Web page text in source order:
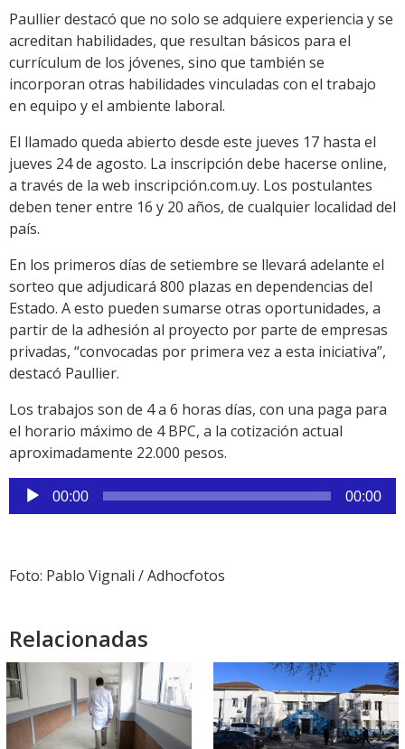
Paullier destacó que no solo se adquiere experiencia y se
acreditan habilidades, que resultan básicos para el
currículum de los jóvenes, sino que también se
incorporan otras habilidades vinculadas con el trabajo
en equipo y el ambiente laboral.
El llamado queda abierto desde este jueves 17 hasta el
jueves 24 de agosto. La inscripción debe hacerse online,
a través de la web inscripción.com.uy. Los postulantes
deben tener entre 16 y 20 años, de cualquier localidad del
país.
En los primeros días de setiembre se llevará adelante el
sorteo que adjudicará 800 plazas en dependencias del
Estado. A esto pueden sumarse otras oportunidades, a
partir de la adhesión al proyecto por parte de empresas
privadas, “convocadas por primera vez a esta iniciativa”,
destacó Paullier.
Los trabajos son de 4 a 6 horas días, con una paga para
el horario máximo de 4 BPC, a la cotización actual
aproximadamente 22.000 pesos.
Reproductor
de
00:00 00:00
Foto: Pablo Vignali / Adhocfotos
Relacionadas